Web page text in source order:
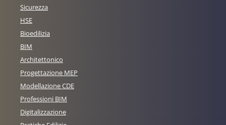
Sicurezza
HSE
Bioedilizia
BIM
Architettonico
Progettazione MEP
Modellazione CDE
Professioni BIM
Digitalizzazione